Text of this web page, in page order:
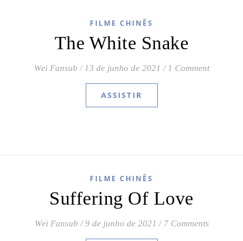
FILME CHINÊS
The White Snake
Wei Fansub / 13 de junho de 2021 / 1 Comment
ASSISTIR
FILME CHINÊS
Suffering Of Love
Wei Fansub / 9 de junho de 2021 / 7 Comments